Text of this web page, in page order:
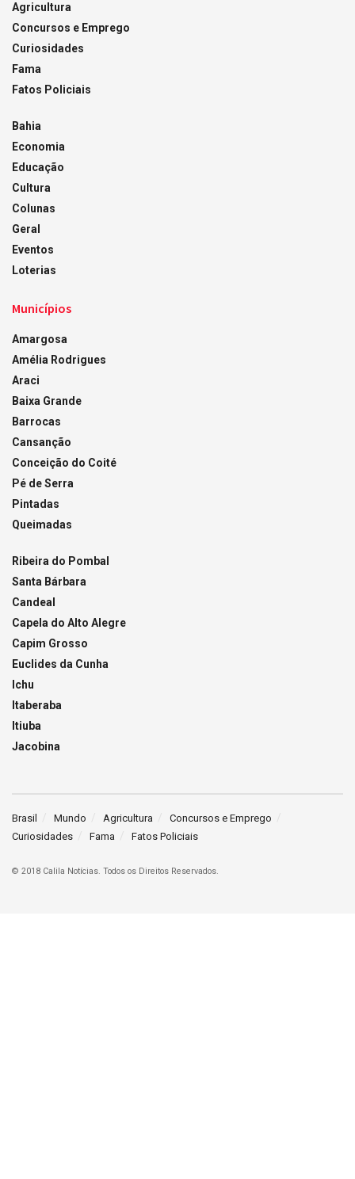
Agricultura
Concursos e Emprego
Curiosidades
Fama
Fatos Policiais
Bahia
Economia
Educação
Cultura
Colunas
Geral
Eventos
Loterias
Municípios
Amargosa
Amélia Rodrigues
Araci
Baixa Grande
Barrocas
Cansanção
Conceição do Coité
Pé de Serra
Pintadas
Queimadas
Ribeira do Pombal
Santa Bárbara
Candeal
Capela do Alto Alegre
Capim Grosso
Euclides da Cunha
Ichu
Itaberaba
Itiuba
Jacobina
Brasil Mundo Agricultura
Concursos e Emprego
Curiosidades
Fama Fatos Policiais
© 2018 Calila Notícias. Todos os Direitos Reservados.